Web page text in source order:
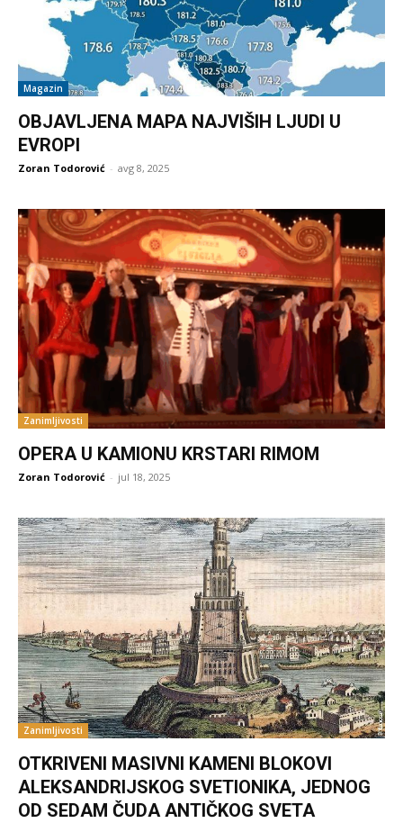
Magazin
OBJAVLJENA MAPA NAJVIŠIH LJUDI U
EVROPI
Zoran Todorović - avg 8, 2025
Zanimljivosti
OPERA U KAMIONU KRSTARI RIMOM
Zoran Todorović - jul 18, 2025
Zanimljivosti
OTKRIVENI MASIVNI KAMENI BLOKOVI
ALEKSANDRIJSKOG SVETIONIKA, JEDNOG
OD SEDAM ČUDA ANTIČKOG SVETA